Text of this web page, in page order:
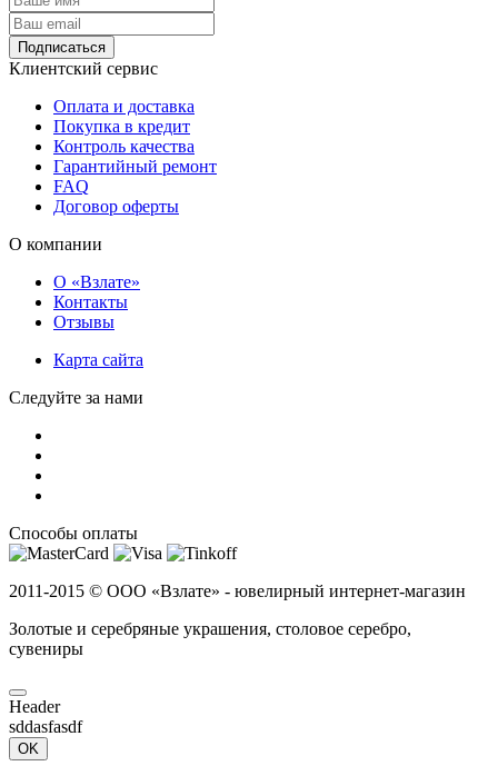
Подписаться
Клиентский сервис
Оплата и доставка
Покупка в кредит
Контроль качества
Гарантийный ремонт
FAQ
Договор оферты
О компании
О «Взлате»
Контакты
Отзывы
Карта сайта
Следуйте за нами
Способы оплаты
2011-2015 © ООО «Взлате» - ювелирный интернет-магазин
Золотые и серебряные украшения, столовое серебро,
сувениры
Header
sddasfasdf
OK